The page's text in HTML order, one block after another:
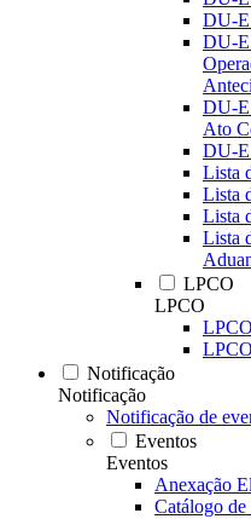
DU-E
DU-E
DU-E
Ato
DU-E
Lista
Lista
Lista
Lista
LPCO
LPCO
Notificação
Notificação
Notificação de
Eventos
Eventos
Anexação
Catálogo de